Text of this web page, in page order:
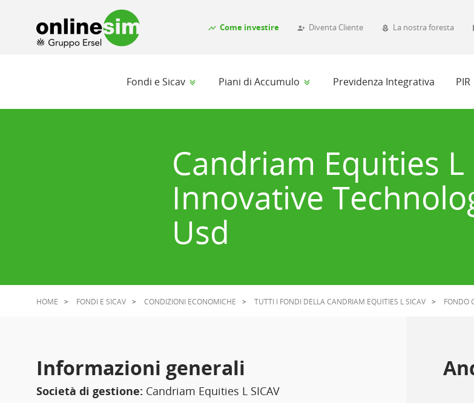
timeline Come investire person_add_alt_1 Diventa Cliente local_florist La nostra foresta
Fondi e Sicav Piani di Accumulo Previdenza Integrativa PIR
Candriam Equities
Innovative
Usd
HOME FONDI E SICAV CONDIZIONI ECONOMICHE TUTTI I FONDI DELLA CANDRIAM EQUITIES L SICAV FONDO
Informazioni generali
Società di gestione: Candriam Equities L SICAV